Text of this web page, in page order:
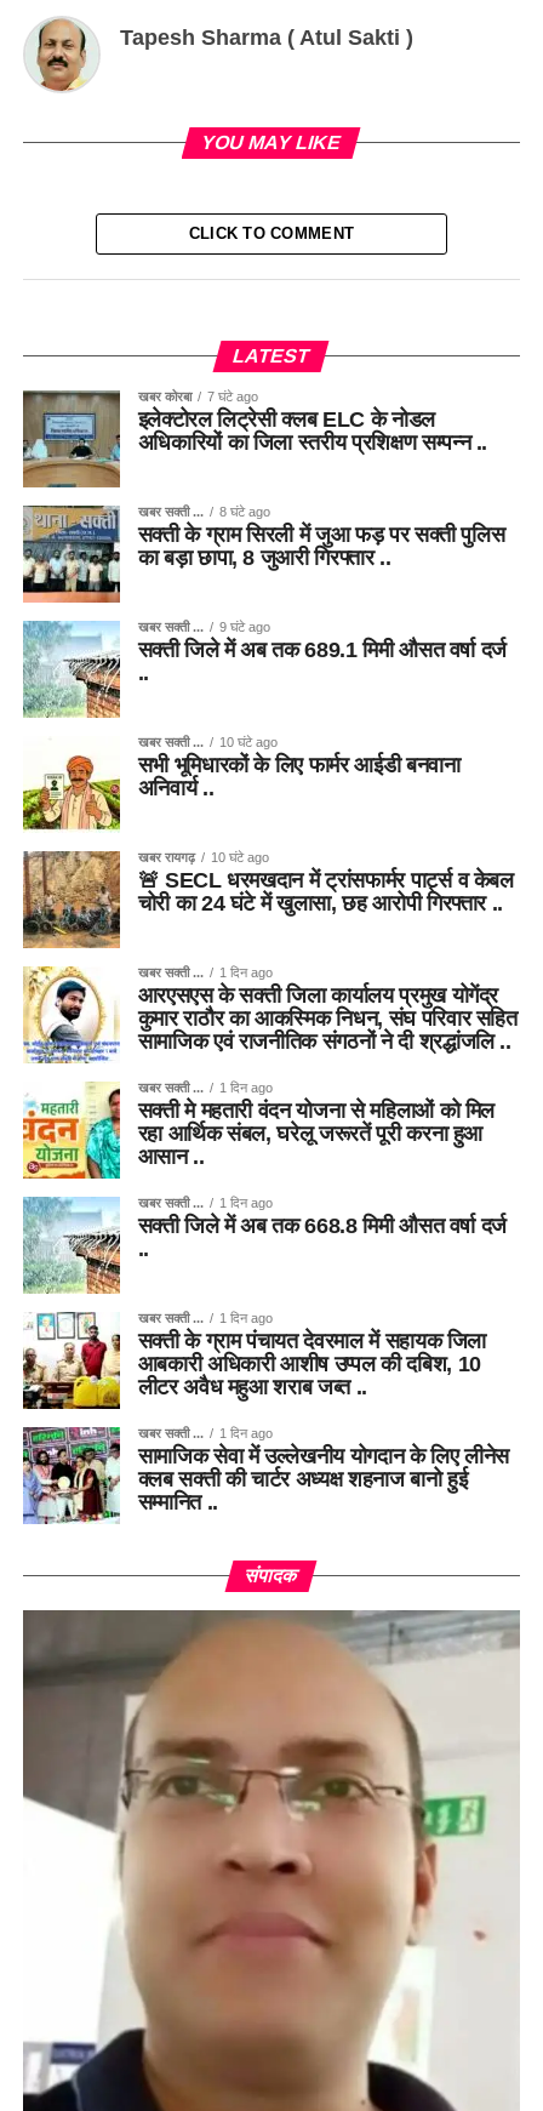
Tapesh Sharma ( Atul Sakti )
YOU MAY LIKE
CLICK TO COMMENT
LATEST
खबर कोरबा 7 घंटे ago
इलेक्टोरल लिट्रेसी क्लब ELC के नोडल
अधिकारियों का जिला स्तरीय प्रशिक्षण सम्पन्न ..
खबर सक्ती ... 8 घंटे ago
सक्ती के ग्राम सिरली में जुआ फड़ पर सक्ती पुलिस
का बड़ा छापा, 8 जुआरी गिरफ्तार ..
खबर सक्ती ... 9 घंटे ago
सक्ती जिले में अब तक 689.1 मिमी औसत वर्षा दर्ज
..
खबर सक्ती ... 10 घंटे ago
सभी भूमिधारकों के लिए फार्मर आईडी बनवाना
अनिवार्य ..
खबर रायगढ़ 10 घंटे ago
🚨 SECL धरमखदान में ट्रांसफार्मर पार्ट्स व केबल
चोरी का 24 घंटे में खुलासा, छह आरोपी गिरफ्तार ..
खबर सक्ती ... 1 दिन ago
आरएसएस के सक्ती जिला कार्यालय प्रमुख योगेंद्र
कुमार राठौर का आकस्मिक निधन, संघ परिवार सहित
सामाजिक एवं राजनीतिक संगठनों ने दी श्रद्धांजलि ..
खबर सक्ती ... 1 दिन ago
सक्ती मे महतारी वंदन योजना से महिलाओं को मिल
रहा आर्थिक संबल, घरेलू जरूरतें पूरी करना हुआ
आसान ..
खबर सक्ती ... 1 दिन ago
सक्ती जिले में अब तक 668.8 मिमी औसत वर्षा दर्ज
..
खबर सक्ती ... 1 दिन ago
सक्ती के ग्राम पंचायत देवरमाल में सहायक जिला
आबकारी अधिकारी आशीष उप्पल की दबिश, 10
लीटर अवैध महुआ शराब जब्त ..
खबर सक्ती ... 1 दिन ago
सामाजिक सेवा में उल्लेखनीय योगदान के लिए लीनेस
क्लब सक्ती की चार्टर अध्यक्ष शहनाज बानो हुई
सम्मानित ..
संपादक